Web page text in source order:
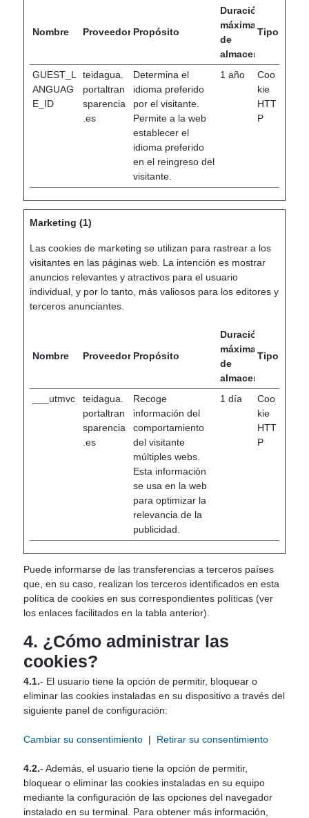
Nombre Proveedor Propósito
Duración
máxima
de
almacenamiento
Tipo
GUEST_L
ANGUAG
E_ID
teidagua.
portaltran
sparencia
.es
Determina el
idioma preferido
por el visitante.
Permite a la web
establecer el
idioma preferido
en el reingreso del
visitante.
1 año
Coo
kie
HTT
P
Marketing (1)
Las cookies de marketing se utilizan para rastrear a los
visitantes en las páginas web. La intención es mostrar
anuncios relevantes y atractivos para el usuario
individual, y por lo tanto, más valiosos para los editores y
terceros anunciantes.
Nombre Proveedor Propósito
Duración
máxima
de
almacenamiento
Tipo
___utmvc
teidagua.
portaltran
sparencia
.es
Recoge
información del
comportamiento
del visitante
múltiples webs.
Esta información
se usa en la web
para optimizar la
relevancia de la
publicidad.
1 día
Coo
kie
HTT
P
Puede informarse de las transferencias a terceros países
que, en su caso, realizan los terceros identificados en esta
política de cookies en sus correspondientes políticas (ver
los enlaces facilitados en la tabla anterior).
4. ¿Cómo administrar las
cookies?
4.1.- El usuario tiene la opción de permitir, bloquear o
eliminar las cookies instaladas en su dispositivo a través del
siguiente panel de configuración:
Cambiar su consentimiento| Retirar su consentimiento
4.2.- Además, el usuario tiene la opción de permitir,
bloquear o eliminar las cookies instaladas en su equipo
mediante la configuración de las opciones del navegador
instalado en su terminal. Para obtener más información,